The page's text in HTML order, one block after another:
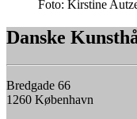
Foto: Kirstine
Danske
Bredgade 66
1260 København